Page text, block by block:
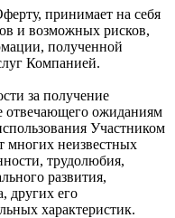
принимает на себя
и возможных рисков,
полученной
Компанией.
за получение
отвечающего ожиданиям
Участником
многих неизвестных
трудолюбия,
развития,
других его
характеристик.